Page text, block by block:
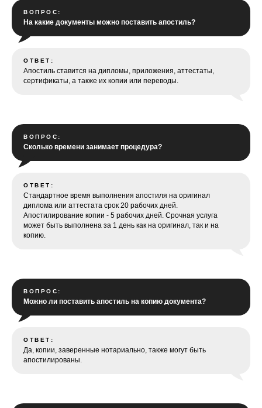
ВОПРОС:
На какие документы можно поставить апостиль?
ОТВЕТ:
Апостиль ставится на дипломы, приложения, аттестаты,
сертификаты, а также их копии или переводы.
ВОПРОС:
Сколько времени занимает процедура?
ОТВЕТ:
Стандартное время выполнения апостиля на оригинал
диплома или аттестата срок 20 рабочих дней.
Апостилирование копии - 5 рабочих дней. Срочная услуга
может быть выполнена за 1 день как на оригинал, так и на
копию.
ВОПРОС:
Можно ли поставить апостиль на копию документа?
ОТВЕТ:
Да, копии, заверенные нотариально, также могут быть
апостилированы.